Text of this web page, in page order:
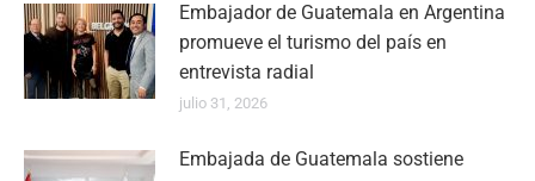
Embajador de Guatemala en Argentina
promueve el turismo del país en
entrevista radial
julio 31, 2026
Embajada de Guatemala sostiene